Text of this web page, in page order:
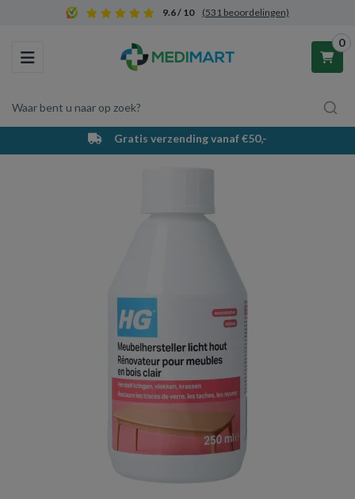
9.6 / 10 (531 beoordelingen)
Toggle navigation
Waar bent u naar op zoek?
0
Winkelwagen
Uw winkelwagen is leeg.
Vul hem met producten.
Gratis verzending vanaf €50,-